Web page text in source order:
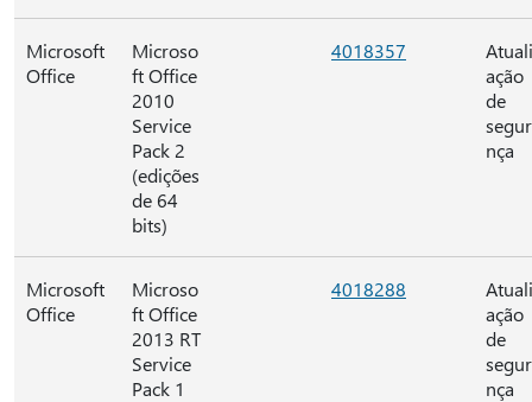
Microsoft
Office
Microso
ft Office
2010
Service
Pack 2
(edições
de 64
bits)
4018357
ação
de
nça
Microsoft
Office
Microso
ft Office
2013 RT
Service
Pack 1
4018288
ação
de
nça